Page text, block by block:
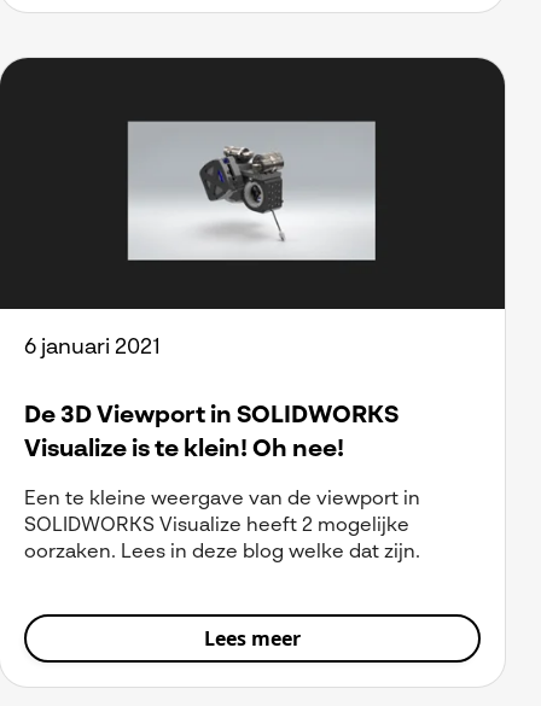
6 januari 2021
De 3D Viewport in SOLIDWORKS
Visualize is te klein! Oh nee!
Een te kleine weergave van de viewport in
SOLIDWORKS Visualize heeft 2 mogelijke
oorzaken. Lees in deze blog welke dat zijn.
Lees meer